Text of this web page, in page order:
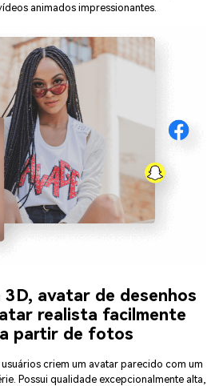
animados impressionantes.
3D, avatar de desenhos
realista facilmente
partir de fotos
criem um avatar parecido com um
Possui qualidade excepcionalmente alta,